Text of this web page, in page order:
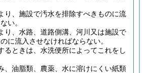
り、施設で汚水を排除すべきものに流
い。
り、水路、道路側溝、河川又は施設で
に流入させなければならない。
るときは、水洗便所によってこれをし
、油脂類、農薬、水に溶けにくい紙類